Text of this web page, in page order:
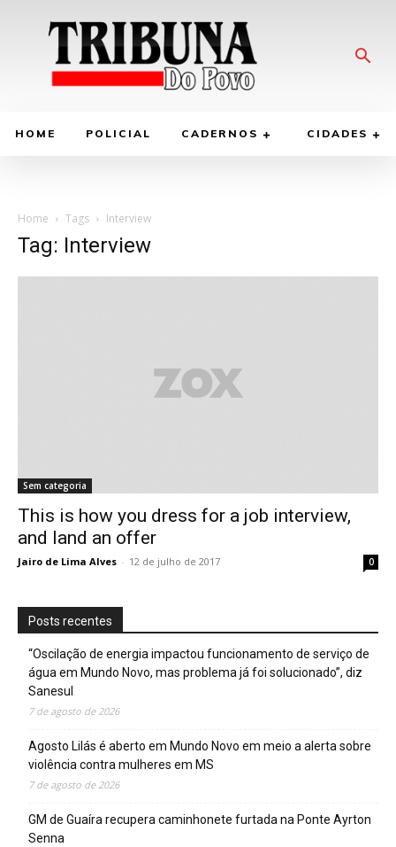
HOME POLICIAL CADERNOS CIDADES
Home Tags Interview
Tag: Interview
Sem categoria
This is how you dress for a job interview,
and land an offer
Jairo de Lima Alves - 12 de julho de 2017 0
Posts recentes
“Oscilação de energia impactou funcionamento de serviço de
água em Mundo Novo, mas problema já foi solucionado”, diz
Sanesul
7 de agosto de 2026
Agosto Lilás é aberto em Mundo Novo em meio a alerta sobre
violência contra mulheres em MS
7 de agosto de 2026
GM de Guaíra recupera caminhonete furtada na Ponte Ayrton
Senna